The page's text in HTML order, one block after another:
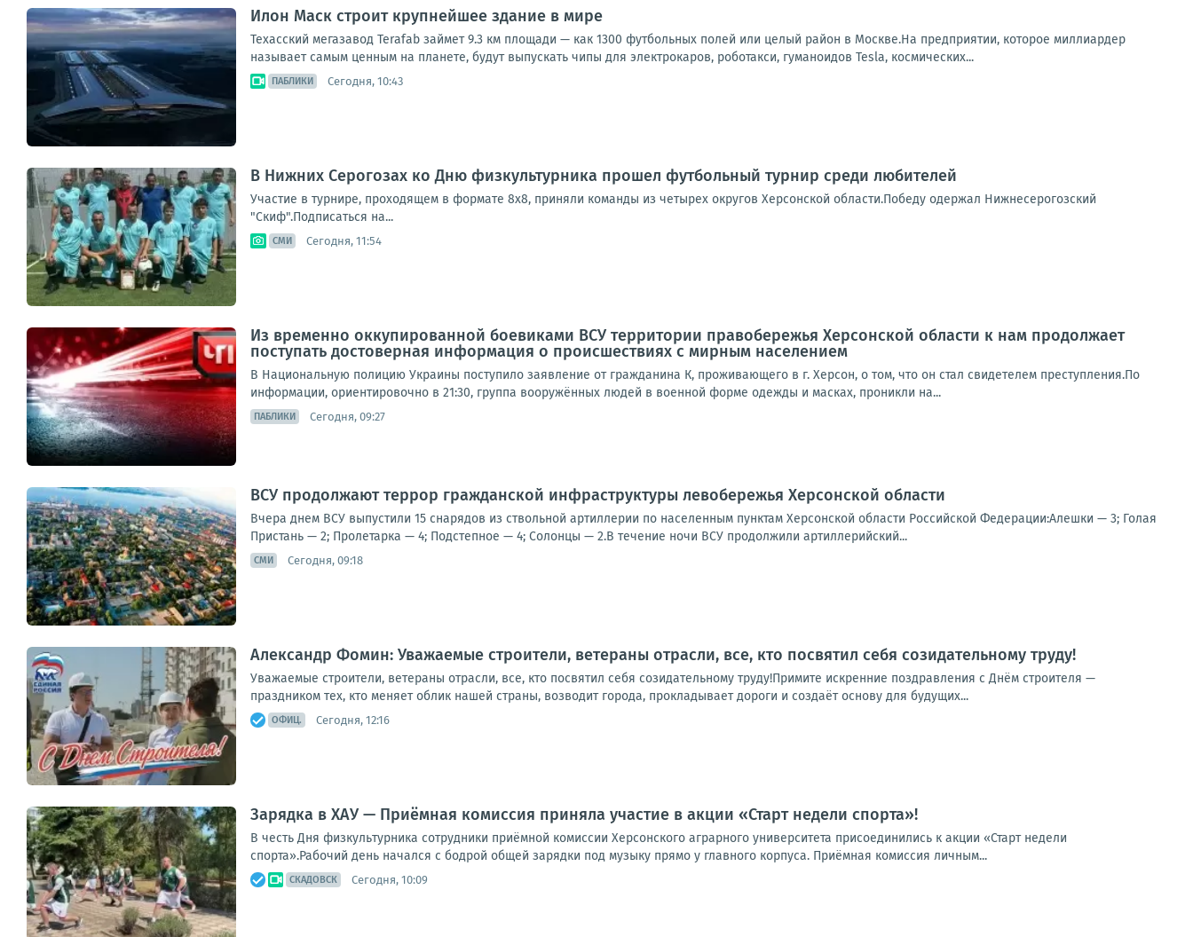
Илон Маск строит крупнейшее здание в мире
Техасский мегазавод Terafab займет 9.3 км площади — как 1300 футбольных полей или целый район в Москве.На предприятии, которое миллиардер
называет самым ценным на планете, будут выпускать чипы для электрокаров, роботакси, гуманоидов Tesla, космических...
ПАБЛИКИ Сегодня, 10:43
В Нижних Серогозах ко Дню физкультурника прошел футбольный турнир среди любителей
Участие в турнире, проходящем в формате 8х8, приняли команды из четырех округов Херсонской области.Победу одержал Нижнесерогозский
"Скиф".Подписаться на...
СМИ Сегодня, 11:54
Из временно оккупированной боевиками ВСУ территории правобережья Херсонской области к нам продолжает
поступать достоверная информация о происшествиях с мирным населением
В Национальную полицию Украины поступило заявление от гражданина К, проживающего в г. Херсон, о том, что он стал свидетелем преступления.По
информации, ориентировочно в 21:30, группа вооружённых людей в военной форме одежды и масках, проникли на...
ПАБЛИКИ Сегодня, 09:27
ВСУ продолжают террор гражданской инфраструктуры левобережья Херсонской области
Вчера днем ВСУ выпустили 15 снарядов из ствольной артиллерии по населенным пунктам Херсонской области Российской Федерации:Алешки — 3; Голая
Пристань — 2; Пролетарка — 4; Подстепное — 4; Солонцы — 2.В течение ночи ВСУ продолжили артиллерийский...
СМИ Сегодня, 09:18
Александр Фомин: Уважаемые строители, ветераны отрасли, все, кто посвятил себя созидательному труду!
Уважаемые строители, ветераны отрасли, все, кто посвятил себя созидательному труду!Примите искренние поздравления с Днём строителя —
праздником тех, кто меняет облик нашей страны, возводит города, прокладывает дороги и создаёт основу для будущих...
ОФИЦ. Сегодня, 12:16
Зарядка в ХАУ — Приёмная комиссия приняла участие в акции «Старт недели спорта»!
В честь Дня физкультурника сотрудники приёмной комиссии Херсонского аграрного университета присоединились к акции «Старт недели
спорта».Рабочий день начался с бодрой общей зарядки под музыку прямо у главного корпуса. Приёмная комиссия личным...
СКАДОВСК Сегодня, 10:09